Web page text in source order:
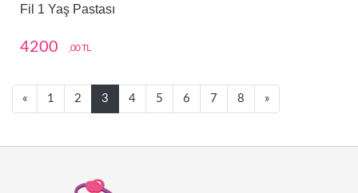
Fil 1 Yaş Pastası
4200 ,00 TL
«Next1 2 3 4 5 6 7 8 »Next